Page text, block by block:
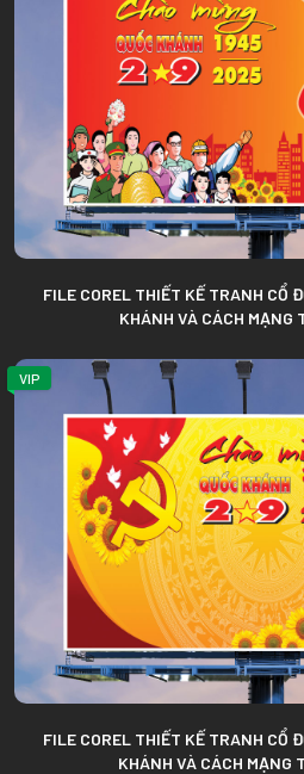
FILE COREL THIẾT KẾ TRANH CỔ
KHÁNH VÀ CÁCH MẠNG
VIP
FILE COREL THIẾT KẾ TRANH CỔ
KHÁNH VÀ CÁCH MẠNG